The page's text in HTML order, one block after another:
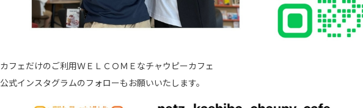
カフェだけのご利用ＷＥＬＣＯＭＥなチャウピーカフェ
公式インスタグラムのフォローもお願いいたします。